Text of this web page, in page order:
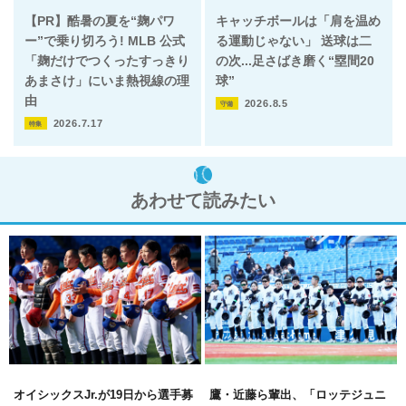
【PR】酷暑の夏を“麹パワ
ー”で乗り切ろう! MLB 公式
「麹だけでつくったすっきり
あまさけ」にいま熱視線の理
由
特集 2026.7.17
キャッチボールは「肩を温め
る運動じゃない」 送球は二
の次...足さばき磨く“塁間20
球”
守備 2026.8.5
あわせて読みたい
オイシックスJr.が19日から選手募
鷹・近藤ら輩出、「ロッテジュニ